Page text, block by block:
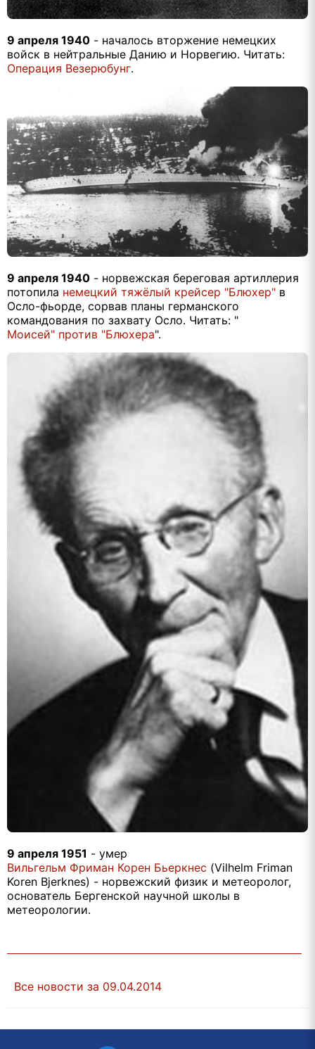
9 апреля 1940 - началось вторжение немецких
войск в нейтральные Данию и Норвегию. Читать:
Операция Везерюбунг.
9 апреля 1940 - норвежская береговая артиллерия
потопила немецкий тяжёлый крейсер "Блюхер" в
Осло-фьорде, сорвав планы германского
командования по захвату Осло. Читать: "
Моисей" против "Блюхера".
9 апреля 1951 - умер
Вильгельм Фриман Корен Бьеркнес (Vilhelm Friman
Koren Bjerknes) - норвежский физик и метеоролог,
основатель Бергенской научной школы в
метеорологии.
Все новости за 09.04.2014